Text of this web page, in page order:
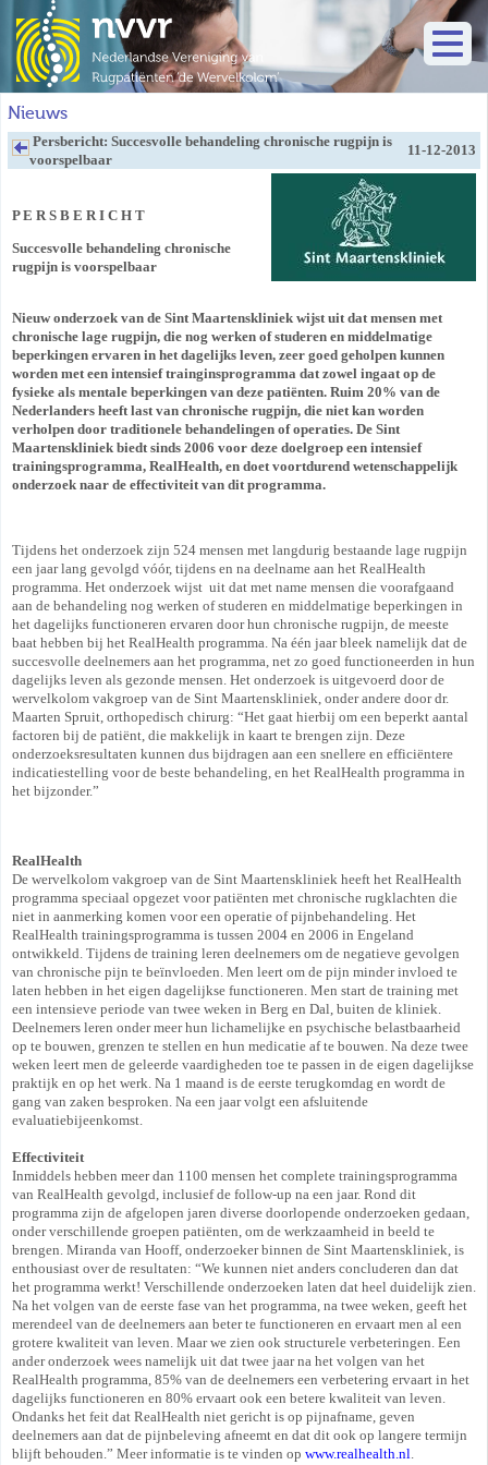
Nieuws
Persbericht: Succesvolle behandeling chronische rugpijn is
voorspelbaar
11-12-2013
P E R S B E R I C H T
Succesvolle behandeling chronische
rugpijn is voorspelbaar
Nieuw onderzoek van de Sint Maartenskliniek wijst uit dat mensen met
chronische lage rugpijn, die nog werken of studeren en middelmatige
beperkingen ervaren in het dagelijks leven, zeer goed geholpen kunnen
worden met een intensief trainginsprogramma dat zowel ingaat op de
fysieke als mentale beperkingen van deze patiënten. Ruim 20% van de
Nederlanders heeft last van chronische rugpijn, die niet kan worden
verholpen door traditionele behandelingen of operaties. De Sint
Maartenskliniek biedt sinds 2006 voor deze doelgroep een intensief
trainingsprogramma, RealHealth, en doet voortdurend wetenschappelijk
onderzoek naar de effectiviteit van dit programma.
Tijdens het onderzoek zijn 524 mensen met langdurig bestaande lage rugpijn
een jaar lang gevolgd vóór, tijdens en na deelname aan het RealHealth
programma. Het onderzoek wijst uit dat met name mensen die voorafgaand
aan de behandeling nog werken of studeren en middelmatige beperkingen in
het dagelijks functioneren ervaren door hun chronische rugpijn, de meeste
baat hebben bij het RealHealth programma. Na één jaar bleek namelijk dat de
succesvolle deelnemers aan het programma, net zo goed functioneerden in hun
dagelijks leven als gezonde mensen. Het onderzoek is uitgevoerd door de
wervelkolom vakgroep van de Sint Maartenskliniek, onder andere door dr.
Maarten Spruit, orthopedisch chirurg: “Het gaat hierbij om een beperkt aantal
factoren bij de patiënt, die makkelijk in kaart te brengen zijn. Deze
onderzoeksresultaten kunnen dus bijdragen aan een snellere en efficiëntere
indicatiestelling voor de beste behandeling, en het RealHealth programma in
het bijzonder.”
RealHealth
De wervelkolom vakgroep van de Sint Maartenskliniek heeft het RealHealth
programma speciaal opgezet voor patiënten met chronische rugklachten die
niet in aanmerking komen voor een operatie of pijnbehandeling. Het
RealHealth trainingsprogramma is tussen 2004 en 2006 in Engeland
ontwikkeld. Tijdens de training leren deelnemers om de negatieve gevolgen
van chronische pijn te beïnvloeden. Men leert om de pijn minder invloed te
laten hebben in het eigen dagelijkse functioneren. Men start de training met
een intensieve periode van twee weken in Berg en Dal, buiten de kliniek.
Deelnemers leren onder meer hun lichamelijke en psychische belastbaarheid
op te bouwen, grenzen te stellen en hun medicatie af te bouwen. Na deze twee
weken leert men de geleerde vaardigheden toe te passen in de eigen dagelijkse
praktijk en op het werk. Na 1 maand is de eerste terugkomdag en wordt de
gang van zaken besproken. Na een jaar volgt een afsluitende
evaluatiebijeenkomst.
Effectiviteit
Inmiddels hebben meer dan 1100 mensen het complete trainingsprogramma
van RealHealth gevolgd, inclusief de follow-up na een jaar. Rond dit
programma zijn de afgelopen jaren diverse doorlopende onderzoeken gedaan,
onder verschillende groepen patiënten, om de werkzaamheid in beeld te
brengen. Miranda van Hooff, onderzoeker binnen de Sint Maartenskliniek, is
enthousiast over de resultaten: “We kunnen niet anders concluderen dan dat
het programma werkt! Verschillende onderzoeken laten dat heel duidelijk zien.
Na het volgen van de eerste fase van het programma, na twee weken, geeft het
merendeel van de deelnemers aan beter te functioneren en ervaart men al een
grotere kwaliteit van leven. Maar we zien ook structurele verbeteringen. Een
ander onderzoek wees namelijk uit dat twee jaar na het volgen van het
RealHealth programma, 85% van de deelnemers een verbetering ervaart in het
dagelijks functioneren en 80% ervaart ook een betere kwaliteit van leven.
Ondanks het feit dat RealHealth niet gericht is op pijnafname, geven
deelnemers aan dat de pijnbeleving afneemt en dat dit ook op langere termijn
blijft behouden.” Meer informatie is te vinden op www.realhealth.nl.